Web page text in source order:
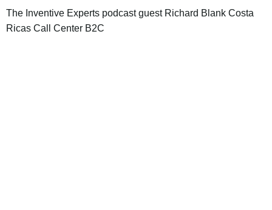
The Inventive Experts podcast guest Richard Blank Costa
Ricas Call Center B2C